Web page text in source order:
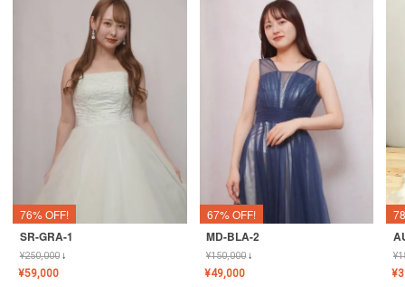
76% OFF!
SR-GRA-1
¥250,000↓
¥59,000
67% OFF!
MD-BLA-2
¥150,000↓
¥49,000
¥
¥